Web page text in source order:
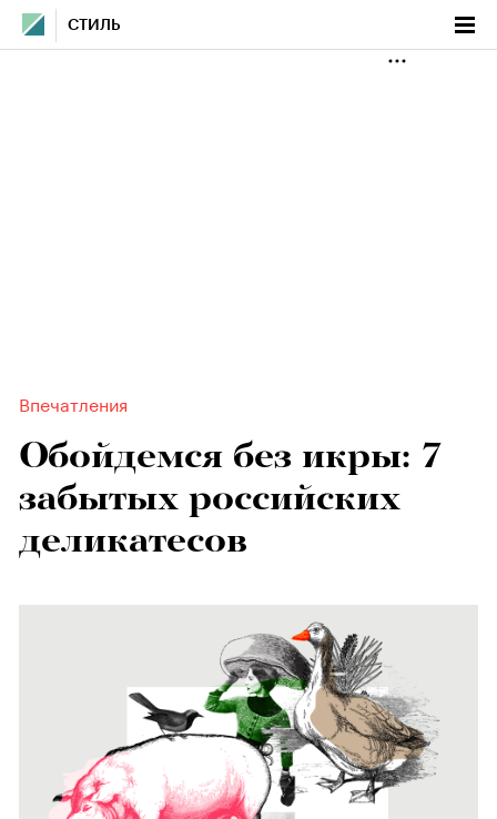
СТИЛЬ
Впечатления
Обойдемся без икры: 7
забытых российских
деликатесов